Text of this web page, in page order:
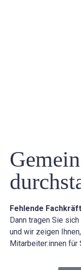
Fehlende
Dann tragen Sie
und wir zeigen
Mitarbeiter:innen für